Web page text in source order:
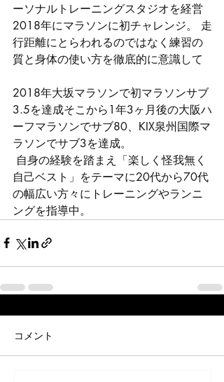
ーソナルトレーニングスタジオを経営
2018年にマラソンに初チャレンジ。 走
行距離にとらわれるのではなく練習の
質と身体の使い方を徹底的に意識して
2018年大坂マラソンで初マラソンサブ
3.5を達成そこから1年3ヶ月後の大阪ハ
ーフマラソンでサブ80、KIX泉州国際マ
ラソンでサブ3を達成。
自己ベスト」をテーマに20代から70代
の幅広い方々にトレーニングやランニ
ングを指導中。
コメント